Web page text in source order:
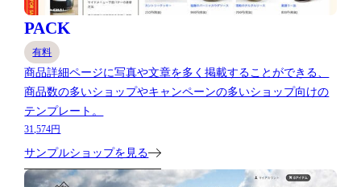
PACK
有料
商品詳細ページに写真や文章を多く掲載することができる、
商品数の多いショップやキャンペーンの多いショップ向けの
テンプレート。
31,574円
サンプルショップを見る